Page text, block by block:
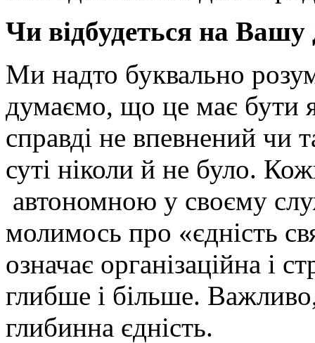
Чи відбудеться на
Ми надто буквально
думаємо, що це має бути
справді не впевнений чи
суті ніколи й не було.
автономною у своєму
молимось про «єдність
означає організаційна і
глибше і більше.
глибинна єдність.